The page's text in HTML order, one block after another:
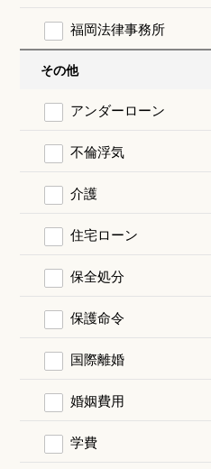
福岡法律事務所
その他
アンダーローン
不倫浮気
介護
住宅ローン
保全処分
保護命令
国際離婚
婚姻費用
学費